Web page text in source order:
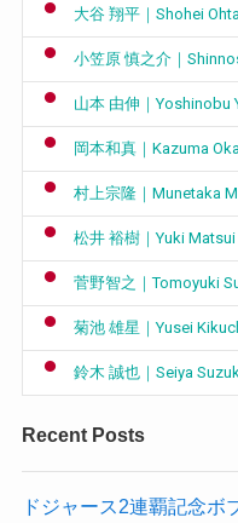
大谷 翔平｜Shohei
小笠原 慎之介｜
山本 由伸｜Yoshinobu
岡本和真｜Kazuma
村上宗隆｜Munetaka
松井 裕樹｜Yuki Matsui
菅野智之｜Tomoyuki
菊池 雄星｜Yusei
鈴木 誠也｜Seiya
Recent Posts
ドジャース2連覇記念ボ